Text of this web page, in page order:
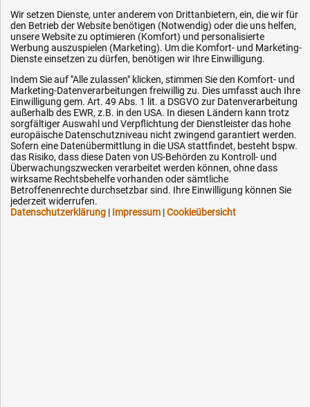
Versandkosten
Zahlungsarten
Service
AGB / Widerrufsrecht
Datenschutz
Impressum
Karriere
OEM-Ersatzteile
Technik-Hilfe
Downloads
Kontakt
Wir setzen Dienste, unter anderem von Drittanbietern, ein, die wir für
den Betrieb der Website benötigen (Notwendig) oder die uns helfen,
unsere Website zu optimieren (Komfort) und personalisierte
Werbung auszuspielen (Marketing). Um die Komfort- und Marketing-
Dienste einsetzen zu dürfen, benötigen wir Ihre Einwilligung.
Indem Sie auf "Alle zulassen" klicken, stimmen Sie den Komfort- und
Marketing-Datenverarbeitungen freiwillig zu. Dies umfasst auch Ihre
Einwilligung gem. Art. 49 Abs. 1 lit. a DSGVO zur Datenverarbeitung
außerhalb des EWR, z.B. in den USA. In diesen Ländern kann trotz
sorgfältiger Auswahl und Verpflichtung der Dienstleister das hohe
europäische Datenschutzniveau nicht zwingend garantiert werden.
Sofern eine Datenübermittlung in die USA stattfindet, besteht bspw.
das Risiko, dass diese Daten von US-Behörden zu Kontroll- und
Überwachungszwecken verarbeitet werden können, ohne dass
wirksame Rechtsbehelfe vorhanden oder sämtliche
Betroffenenrechte durchsetzbar sind. Ihre Einwilligung können Sie
jederzeit widerrufen.
Datenschutzerklärung | Impressum |Cookieübersicht